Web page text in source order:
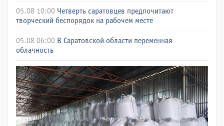
05.08 10:00 Четверть саратовцев предпочитают
творческий беспорядок на рабочем месте
05.08 06:00 В Саратовской области переменная
облачность